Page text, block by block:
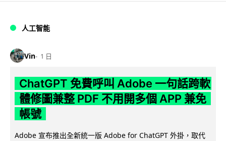
人工智能
Vin 1 日
ChatGPT 免費呼叫 Adobe 一句話跨軟
體修圖兼整 PDF 不用開多個 APP 兼免
帳號
Adobe 宣布推出全新統一版 Adobe for ChatGPT 外掛，取代